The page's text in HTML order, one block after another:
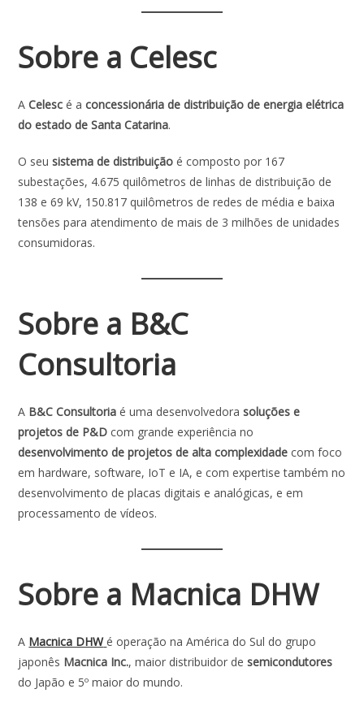
Sobre a Celesc
ACelesc é aconcessionária de distribuição de energia elétrica
do estado de Santa Catarina.
O seusistema de distribuição é composto por 167
subestações, 4.675 quilômetros de linhas de distribuição de
138 e 69 kV, 150.817 quilômetros de redes de média e baixa
tensões para atendimento de mais de 3 milhões de unidades
consumidoras.
Sobre a B&C
Consultoria
A B&C Consultoria é uma desenvolvedorasoluções e
projetos de P&D com grande experiência no
desenvolvimento de projetos de alta complexidade com foco
em hardware, software, IoT e IA, e com expertise também no
desenvolvimento de placas digitais e analógicas, e em
processamento de vídeos.
Sobre a Macnica DHW
A Macnica DHW é operação na América do Sul do grupo
japonês Macnica Inc., maior distribuidor desemicondutores
do Japão e 5º maior do mundo.